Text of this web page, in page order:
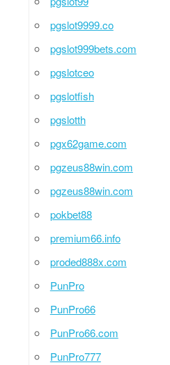
pgslot9999.co
pgslot999bets.com
pgslotceo
pgslotfish
pgslotth
pgx62game.com
pgzeus88win.com
pgzeus88win.com
pokbet88
premium66.info
proded888x.com
PunPro
PunPro66
PunPro66.com
PunPro777